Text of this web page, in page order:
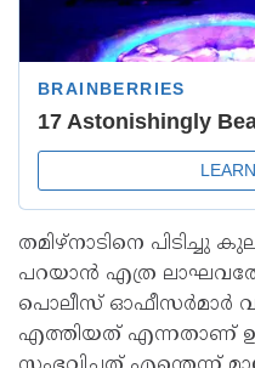
തമിഴ്‌നാടിനെ പിടിച്ചു
പറയാന്‍ എത്ര
പൊലീസ് ഓഫീസര്‍മാര്‍
എത്തിയത് എന്നതാണ്